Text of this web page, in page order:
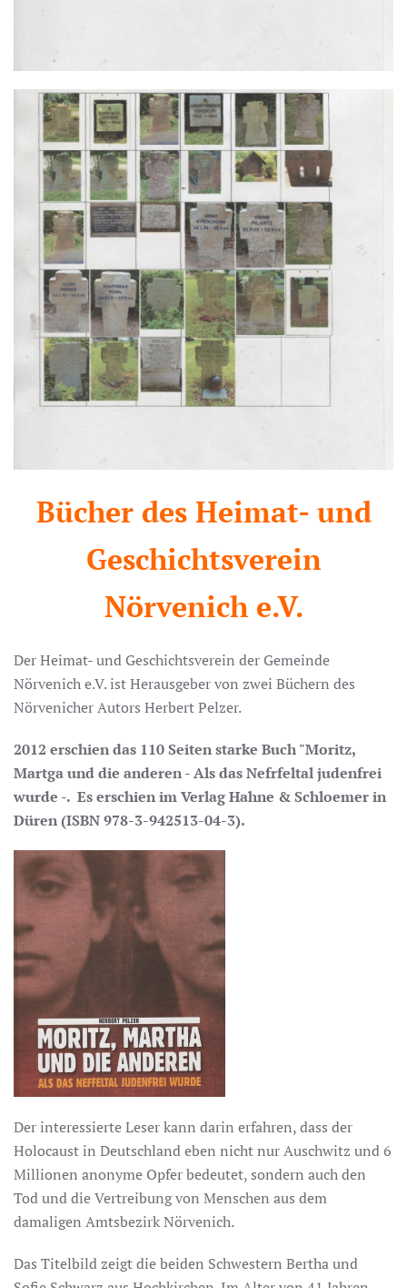
Bücher des Heimat- und
Geschichtsverein
Nörvenich e.V.
Der Heimat- und Geschichtsverein der Gemeinde
Nörvenich e.V. ist Herausgeber von zwei Büchern des
Nörvenicher Autors Herbert Pelzer.
2012 erschien das 110 Seiten starke Buch "Moritz,
Martga und die anderen - Als das Nefrfeltal judenfrei
wurde -. Es erschien im Verlag Hahne & Schloemer in
Düren (ISBN 978-3-942513-04-3).
Der interessierte Leser kann darin erfahren, dass der
Holocaust in Deutschland eben nicht nur Auschwitz und 6
Millionen anonyme Opfer bedeutet, sondern auch den
Tod und die Vertreibung von Menschen aus dem
damaligen Amtsbezirk Nörvenich.
Das Titelbild zeigt die beiden Schwestern Bertha und